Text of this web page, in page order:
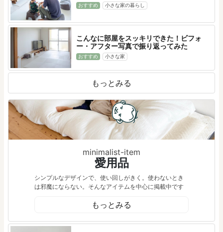
おすすめ 小さな家の暮らし
こんなに部屋をスッキリできた！ビフォ
ー・アフター写真で振り返ってみた
おすすめ 小さな家
もっとみる
minimalist-item
愛用品
シンプルなデザインで、使い回しがきく。使わないとき
は邪魔にならない。そんなアイテムを中心に掲載中です
もっとみる